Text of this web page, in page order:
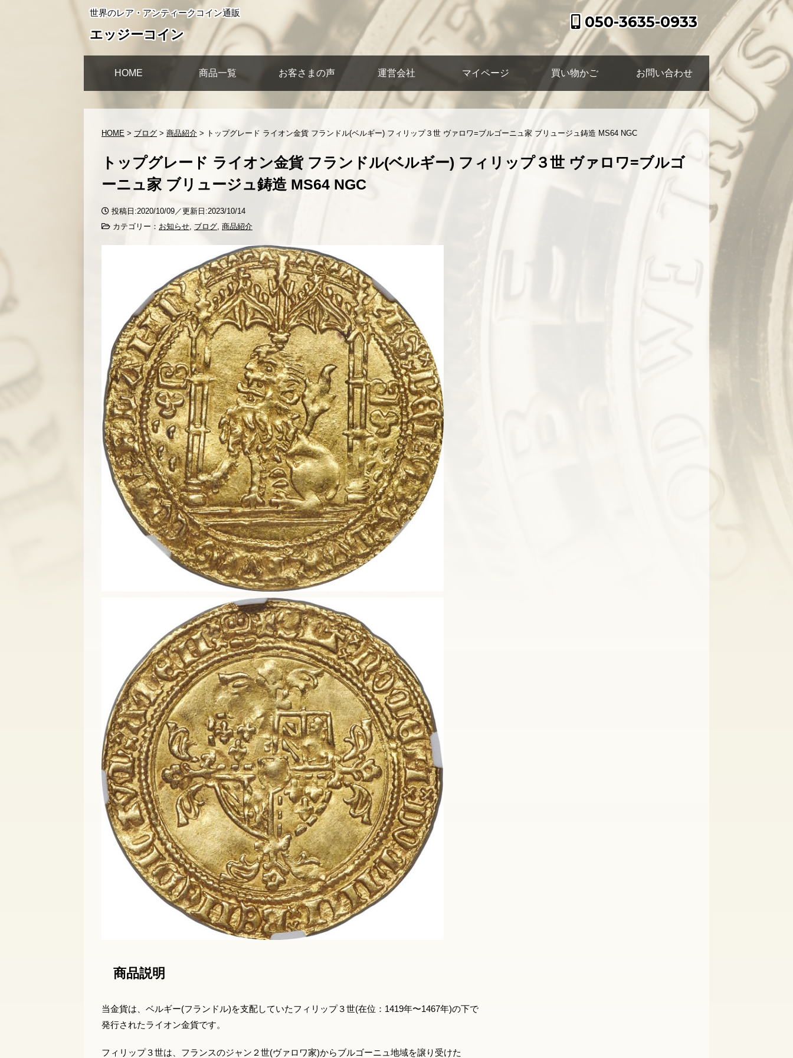
世界のレア・アンティークコイン通販
エッジーコイン
050-3635-0933
HOME 商品一覧 お客さまの声 運営会社 マイページ 買い物かご お問い合わせ
HOME > ブログ > 商品紹介 > トップグレード ライオン金貨 フランドル(ベルギー) フィリップ３世 ヴァロワ=ブルゴーニュ家 ブリュージュ鋳造 MS64 NGC
トップグレード ライオン金貨 フランドル(ベルギー) フィリップ３世 ヴァロワ=ブルゴ
ーニュ家 ブリュージュ鋳造 MS64 NGC
投稿日:2020/10/09／更新日:2023/10/14
カテゴリー： お知らせ, ブログ, 商品紹介
商品説明
当金貨は、ベルギー(フランドル)を支配していたフィリップ３世(在位：1419年〜1467年)の下で
発行されたライオン金貨です。
フィリップ３世は、フランスのジャン２世(ヴァロワ家)からブルゴーニュ地域を譲り受けた